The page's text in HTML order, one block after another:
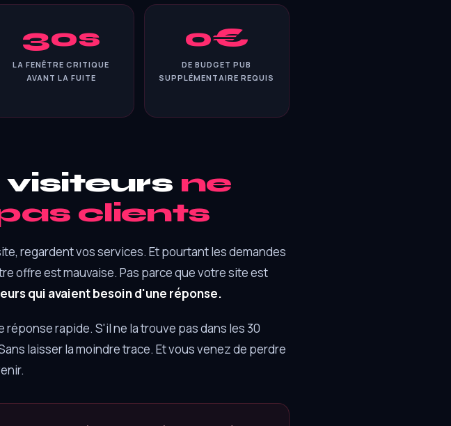
30s
LA FENÊTRE CRITIQUE
AVANT LA FUITE
0€
DE BUDGET PUB
SUPPLÉMENTAIRE REQUIS
ne
clients
regardent vos services. Et pourtant les demandes
offre est mauvaise. Pas parce que votre site est
qui avaient besoin d'une réponse.
rapide. S'il ne la trouve pas dans les 30
laisser la moindre trace. Et vous venez de perdre